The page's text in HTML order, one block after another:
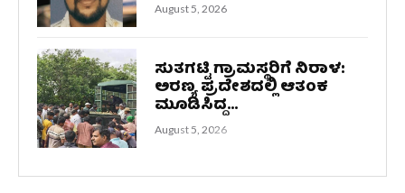
August 5, 2026
ಸುತಗಟ್ಟಿ ಗ್ರಾಮಸ್ಥರಿಗೆ ನಿರಾಳ:
ಅರಣ್ಯ ಪ್ರದೇಶದಲ್ಲಿ ಆತಂಕ
ಮೂಡಿಸಿದ್ದ...
August 5, 2026